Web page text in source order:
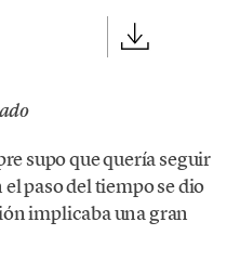
supo que quería seguir
paso del tiempo se dio
implicaba una gran